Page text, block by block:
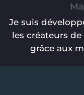
Je suis
les créateurs
grâce aux